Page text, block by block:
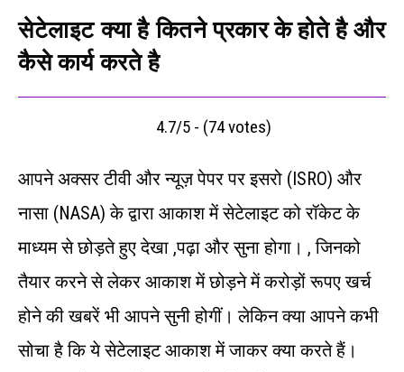
सेटेलाइट क्या है कितने प्रकार के होते है और
कैसे कार्य करते है
4.7/5 - (74 votes)
आपने अक्‍सर टीवी और न्यूज़ पेपर पर इसरो (ISRO) और
नासा (NASA) के द्वारा आकाश में सेटेलाइट को रॉकेट के
माध्‍यम से छोड़ते हुए देखा ,पढ़ा और सुना होगा। , जिनको
तैयार करने से लेकर आकाश में छोड़ने में करोड़ों रूपए खर्च
होने की खबरें भी आपने सुनी होगीं। लेकिन क्‍या आपने कभी
सोचा है कि ये सेटेलाइट आकाश में जाकर क्‍या करते हैं।